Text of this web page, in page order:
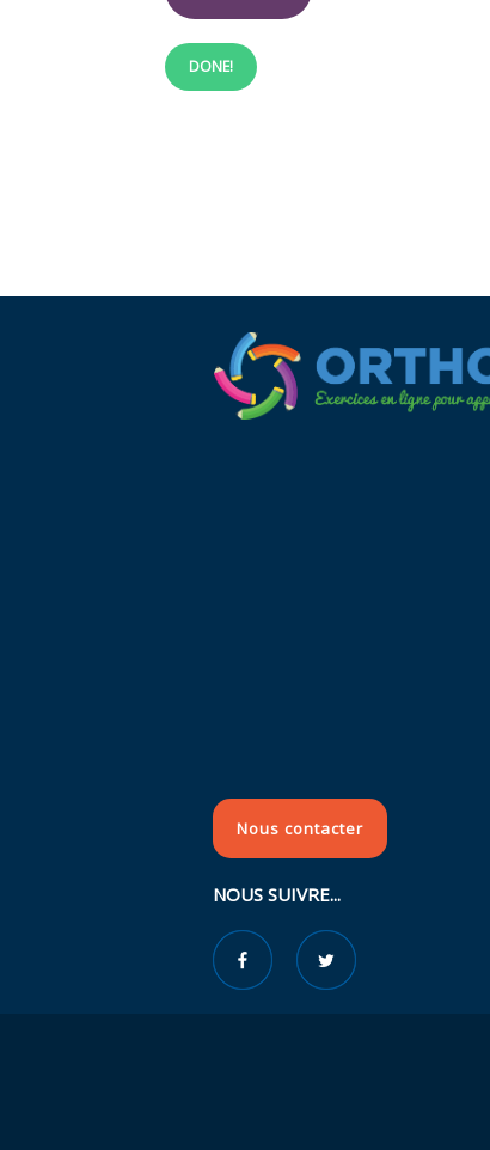
DONE!
Nous contacter
NOUS SUIVRE...